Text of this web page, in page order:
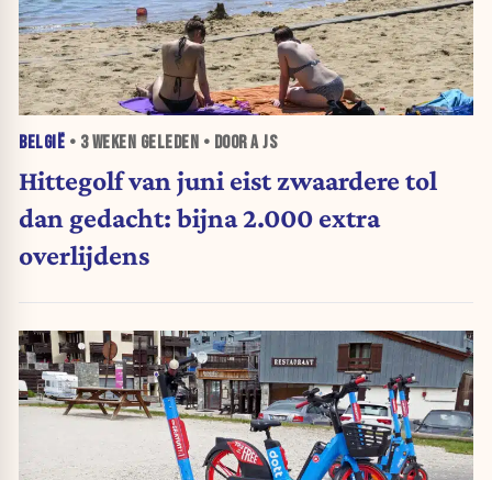
BELGIË • 3 WEKEN GELEDEN • DOOR A JS
Hittegolf van juni eist zwaardere tol
dan gedacht: bijna 2.000 extra
overlijdens